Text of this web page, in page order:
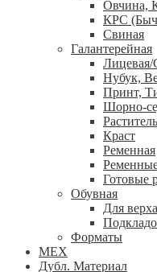
Овчина,
КРС
Свиная
Галантерейная
Нубук,
Принт,
Шорно-
Краст
Ременная
Готовые
Обувная
Для
Форматы
МЕХ
Дубл. Материал